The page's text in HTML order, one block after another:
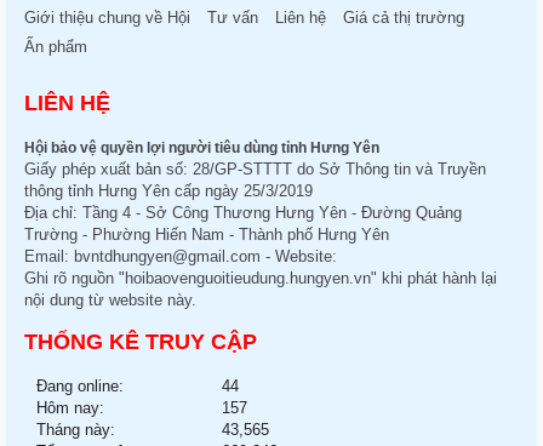
Giới thiệu chung về Hội Tư vấn Liên hệ
Giá cả thị trường
Ấn phẩm
LIÊN HỆ
Hội bảo vệ quyền lợi người tiêu dùng tỉnh Hưng Yên
Giấy phép xuất bản số: 28/GP-STTTT do Sở Thông tin và Truyền
thông tỉnh Hưng Yên cấp ngày 25/3/2019
Địa chỉ: Tầng 4 - Sở Công Thương Hưng Yên - Đường Quảng
Trường - Phường Hiến Nam - Thành phố Hưng Yên
Email: bvntdhungyen@gmail.com - Website:
Ghi rõ nguồn "hoibaovenguoitieudung.hungyen.vn" khi phát hành lại
nội dung từ website này.
THỐNG KÊ TRUY CẬP
Đang online:
44
Hôm nay:
157
Tháng này:
43,565